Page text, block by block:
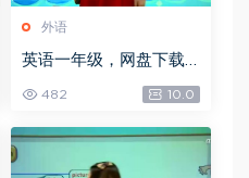
外语
英语一年级，网盘下载
482 10.0